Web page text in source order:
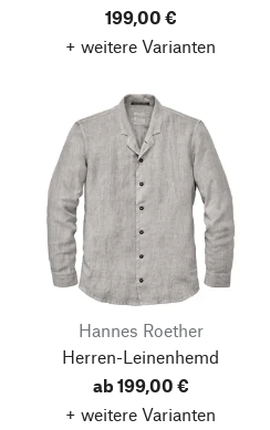
199,00 €
+ weitere Varianten
Hannes Roether
Herren-Leinenhemd
ab 199,00 €
+ weitere Varianten